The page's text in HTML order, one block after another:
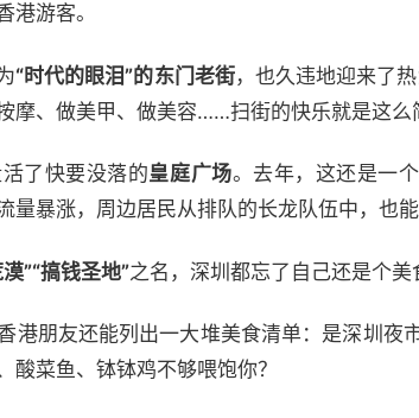
港游客。
“时代的眼泪”的东门老街，也久违地迎来了
摩、做美甲、做美容……扫街的快乐就是这么
了快要没落的皇庭广场。去年，这还是一
量暴涨，周边居民从排队的长龙队伍中，也
”“搞钱圣地”之名，深圳都忘了自己还是个美
港朋友还能列出一大堆美食清单：是深圳夜
酸菜鱼、钵钵鸡不够喂饱你？